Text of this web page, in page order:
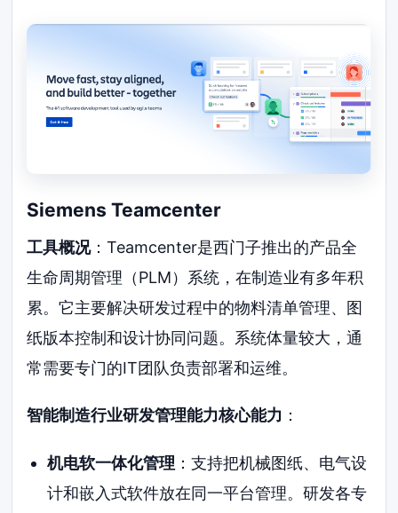
Siemens Teamcenter
工具概况：Teamcenter是西门子推出的产品全
生命周期管理（PLM）系统，在制造业有多年积
累。它主要解决研发过程中的物料清单管理、图
纸版本控制和设计协同问题。系统体量较大，通
常需要专门的IT团队负责部署和运维。
智能制造行业研发管理能力核心能力 ：
机电软一体化管理 ：支持把机械图纸、电气设
计和嵌入式软件放在同一平台管理。研发各专